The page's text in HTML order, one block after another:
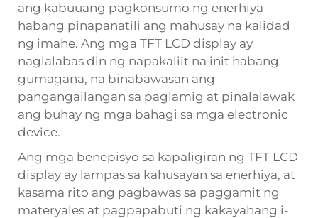
ang kabuuang pagkonsumo ng enerhiya
habang pinapanatili ang mahusay na kalidad
ng imahe. Ang mga TFT LCD display ay
naglalabas din ng napakaliit na init habang
gumagana, na binabawasan ang
pangangailangan sa paglamig at pinalalawak
ang buhay ng mga bahagi sa mga electronic
device.
Ang mga benepisyo sa kapaligiran ng TFT LCD
display ay lampas sa kahusayan sa enerhiya, at
kasama rito ang pagbawas sa paggamit ng
materyales at pagpapabuti ng kakayahang i-